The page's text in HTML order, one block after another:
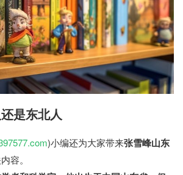
是东北人
)小编还为大家带来张雪峰山东
容。